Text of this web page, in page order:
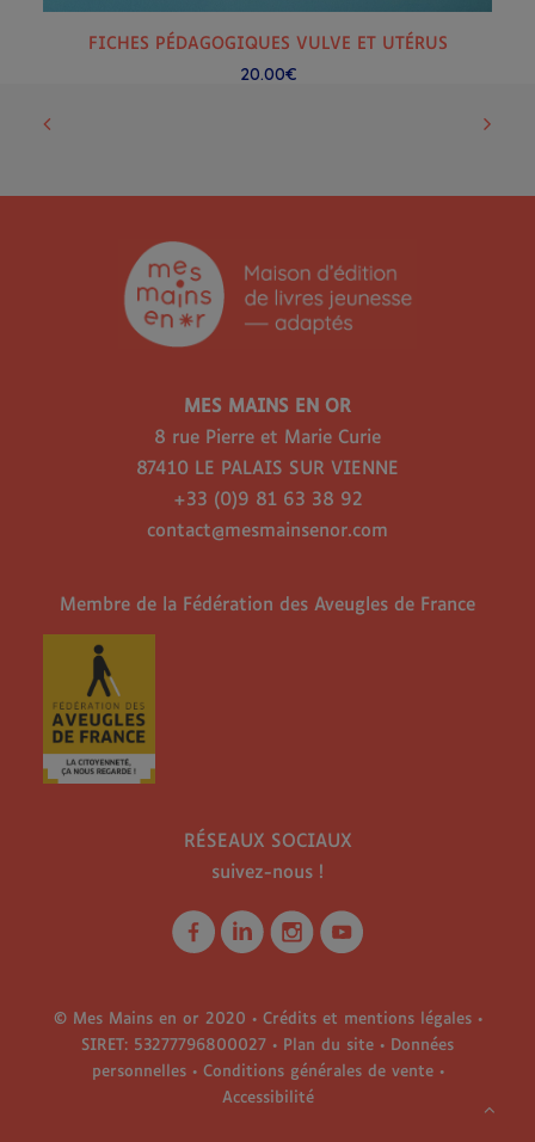
AJOUTER AU PANIER
FICHES PÉDAGOGIQUES VULVE ET UTÉRUS
20.00€
MES MAINS EN OR
8 rue Pierre et Marie Curie
87410 LE PALAIS SUR VIENNE
+33 (0)9 81 63 38 92
contact@mesmainsenor.com
Membre de la Fédération des Aveugles de France
RÉSEAUX SOCIAUX
suivez-nous !
© Mes Mains en or 2020 • Crédits et mentions légales•
SIRET: 53277796800027 •
Plan du site •
Données
personnelles• Conditions générales de vente •
Accessibilité